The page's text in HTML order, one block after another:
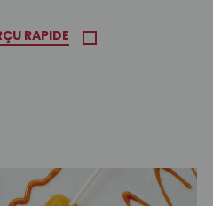
RAPIDE